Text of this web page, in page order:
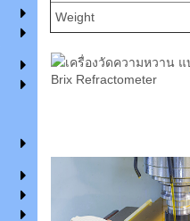
Weight